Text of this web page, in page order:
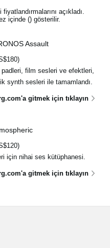
açıkladı.
içinde () gösterilir.
Assault
padleri, film sesleri ve efektleri,
synth sesleri ile tamamlandı.
gitmek için tıklayın
için nihai ses kütüphanesi.
gitmek için tıklayın